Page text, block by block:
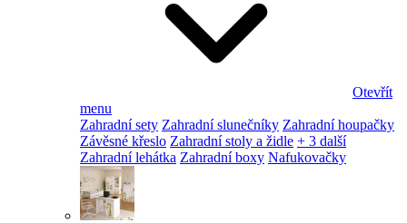
Otevřít
menu
Zahradní sety Zahradní slunečníky Zahradní houpačky
Závěsné křeslo Zahradní stoly a židle + 3 další
Zahradní lehátka Zahradní boxy Nafukovačky